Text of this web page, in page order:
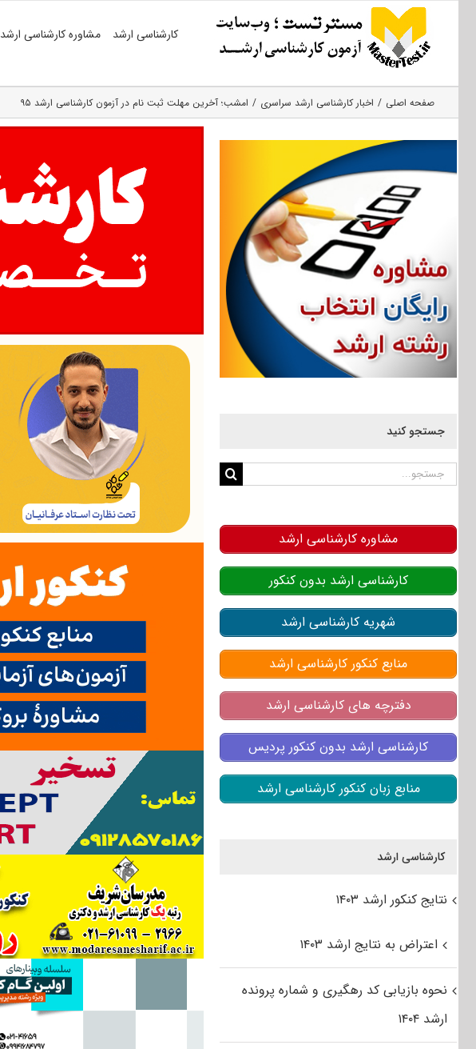
کارشناسی ارشد مشاوره کارشناسی ارشد
صفحه اصلی اخبار کارشناسی ارشد سراسری امشب؛ آخرین مهلت ثبت نام در آزمون کارشناسی ارشد ۹۵
جستجو کنید
جستجو
مشاوره کارشناسی ارشد
کارشناسی ارشد بدون کنکور
شهریه کارشناسی ارشد
منابع کنکور کارشناسی ارشد
دفترچه های کارشناسی ارشد
کارشناسی ارشد بدون کنکور پردیس
منابع زبان کنکور کارشناسی ارشد
کارشناسی ارشد
نتایج کنکور ارشد ۱۴۰۳
اعتراض به نتایج ارشد ۱۴۰۳
نحوه بازیابی کد رهگیری و شماره پرونده
ارشد ۱۴۰۴